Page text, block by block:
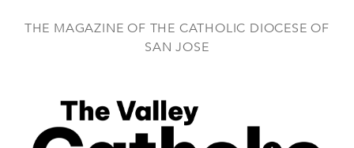
THE MAGAZINE OF THE CATHOLIC DIOCESE OF
SAN JOSE